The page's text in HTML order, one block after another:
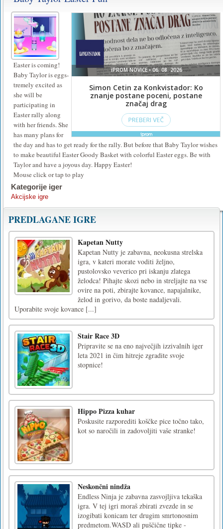
Easter is coming!
Baby Taylor is eggs-
tremely excited as
she will be
participating in
Easter rally along
with her friends. She
has many plans for
the day and has to get ready for the rally. But before that Baby Taylor wishes
to make beautiful Easter Goody Basket with colorful Easter eggs. Be with
Taylor and have a joyous day. Happy Easter!
Mouse click or tap to play
Kategorije iger
Akcijske igre
PREDLAGANE IGRE
Kapetan Nutty
Kapetan Nutty je zabavna, neokusna strelska
igra, v kateri morate voditi željno,
pustolovsko veverico pri iskanju zlatega
želodca! Pihajte skozi nebo in streljajte na vse
ovire na poti, zbirajte kovance, napajalnike,
želod in gorivo, da boste nadaljevali.
Uporabite svoje kovance [...]
Stair Race 3D
Pripravite se na eno največjih izzivalnih iger
leta 2021 in čim hitreje zgradite svoje
stopnice!
Hippo Pizza kuhar
Poskusite razporediti koščke pice točno tako,
kot so naročili in zadovoljiti vaše stranke!
Neskončni nindža
Endless Ninja je zabavna zasvojljiva tekaška
igra. V tej igri moraš zbirati zvezde in se
izogibati konicam ter drugim smrtonosnim
predmetom.WASD ali puščične tipke -